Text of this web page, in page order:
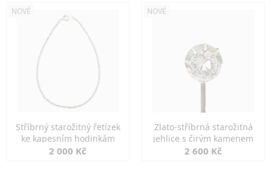
NOVÉ
Stříbrný starožitný řetízek
ke kapesním hodinkám
2 000 Kč
NOVÉ
Zlato-stříbrná starožitná
jehlice s čirým kamenem
2 600 Kč